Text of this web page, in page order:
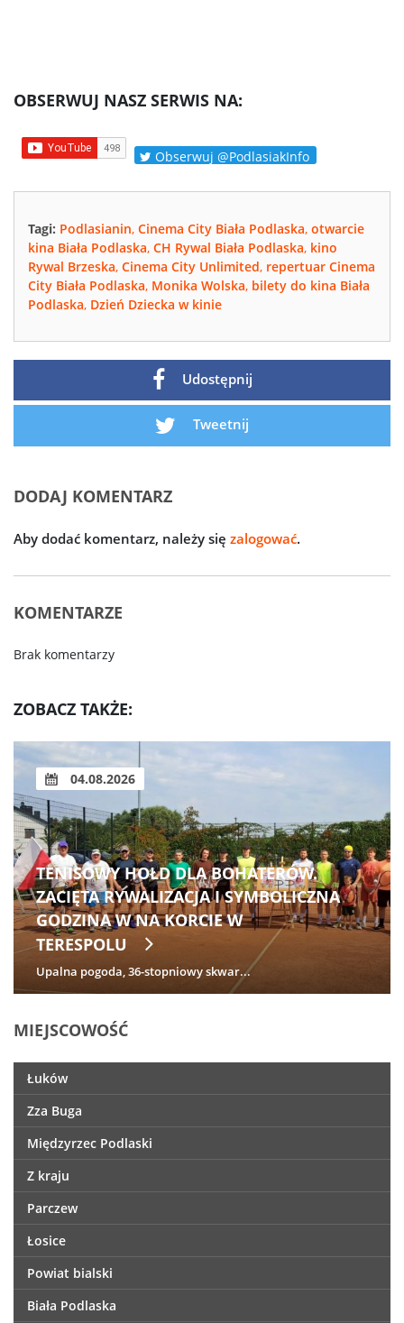
OBSERWUJ NASZ SERWIS NA:
Obserwuj @PodlasiakInfo
Tagi: Podlasianin, Cinema City Biała Podlaska, otwarcie
kina Biała Podlaska, CH Rywal Biała Podlaska, kino
Rywal Brzeska, Cinema City Unlimited, repertuar Cinema
City Biała Podlaska, Monika Wolska, bilety do kina Biała
Podlaska, Dzień Dziecka w kinie
Udostępnij
Tweetnij
DODAJ KOMENTARZ
Aby dodać komentarz, należy się zalogować.
KOMENTARZE
Brak komentarzy
ZOBACZ TAKŻE:
04.08.2026
TENISOWY HOŁD DLA BOHATERÓW.
ZACIĘTA RYWALIZACJA I SYMBOLICZNA
GODZINA W NA KORCIE W
TERESPOLU
Upalna pogoda, 36-stopniowy skwar...
MIEJSCOWOŚĆ
Łuków
Zza Buga
Międzyrzec Podlaski
Z kraju
Parczew
Łosice
Powiat bialski
Biała Podlaska